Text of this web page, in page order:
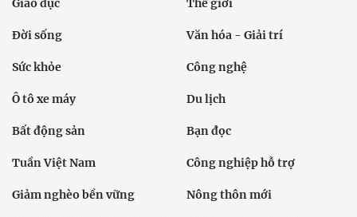
Giáo dục Thế giới
Đời sống Văn hóa - Giải trí
Sức khỏe Công nghệ
Ô tô xe máy Du lịch
Bất động sản Bạn đọc
Tuần Việt Nam Công nghiệp hỗ trợ
Giảm nghèo bền vững Nông thôn mới